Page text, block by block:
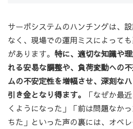
サーボシステムのハンチングは、
なく、現場での運用ミスによって
があります。 特に、適切な知識や
れる安易な調整や、負荷変動への
ムの不安定性を増幅させ、深刻な
引き金となり得ます。
「なぜか最
くようになった」「前は問題なか
ちた」といった声の裏には、オペ